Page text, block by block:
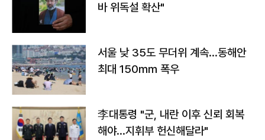
바 위독설 확산"
서울 낮 35도 무더위 계속…동해안
최대 150㎜ 폭우
李대통령 "군, 내란 이후 신뢰 회복
해야…지휘부 헌신해달라"